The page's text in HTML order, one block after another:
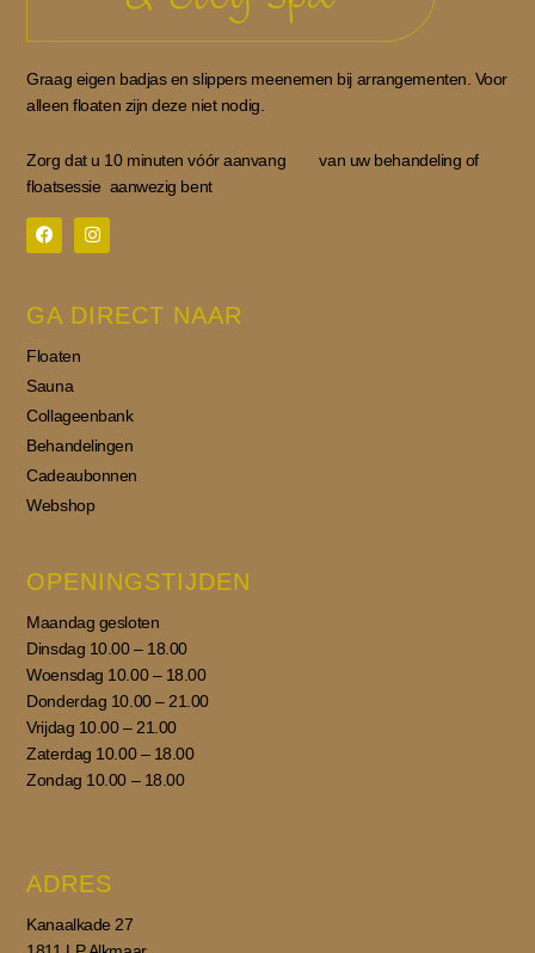
Graag eigen badjas en slippers meenemen bij arrangementen. Voor
alleen floaten zijn deze niet nodig.
Zorg dat u 10 minuten vóór aanvang van uw behandeling of
floatsessie aanwezig bent
e
o
o
k
GA DIRECT NAAR
Floaten
Sauna
Collageenbank
Behandelingen
Cadeaubonnen
Webshop
OPENINGSTIJDEN
Maandag gesloten
Dinsdag 10.00 – 18.00
Woensdag 10.00 – 18.00
Donderdag 10.00 – 21.00
Vrijdag 10.00 – 21.00
Zaterdag 10.00 – 18.00
Zondag 10.00 – 18.00
ADRES
Kanaalkade 27